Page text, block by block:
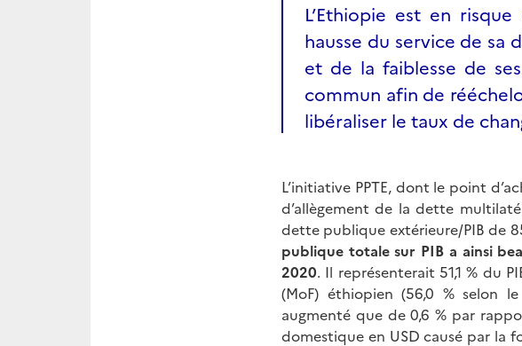
L’Ethiopie est en
hausse du service de sa
et de la faiblesse de
commun afin de
libéraliser le taux de
L’initiative PPTE, dont le point
d’allègement de la dette
dette publique extérieure/PIB de
publique totale sur PIB a ainsi
2020. Il représenterait 51,1 % du
(MoF) éthiopien (56,0 % selon
augmenté que de 0,6 % par
domestique en USD causé par la